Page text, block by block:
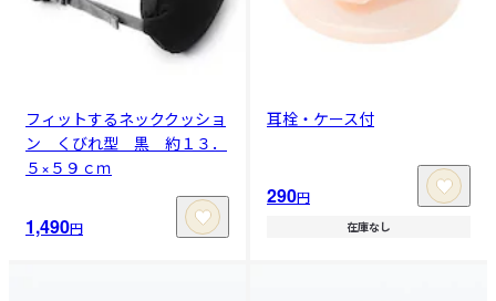
フィットするネッククッショ
ン くびれ型 黒 約１３．
５×５９ｃｍ
1,490円
耳栓・ケース付
290円
在庫なし